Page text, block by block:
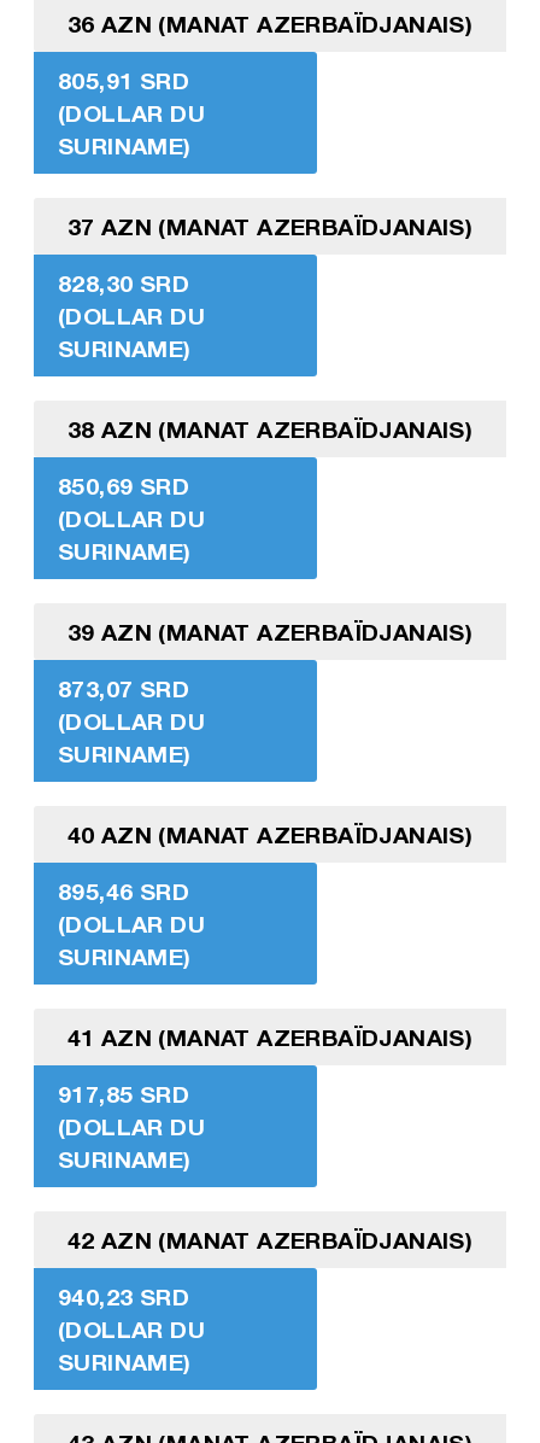
36 AZN (MANAT AZERBAÏDJANAIS)
805,91 SRD
(DOLLAR DU
SURINAME)
37 AZN (MANAT AZERBAÏDJANAIS)
828,30 SRD
(DOLLAR DU
SURINAME)
38 AZN (MANAT AZERBAÏDJANAIS)
850,69 SRD
(DOLLAR DU
SURINAME)
39 AZN (MANAT AZERBAÏDJANAIS)
873,07 SRD
(DOLLAR DU
SURINAME)
40 AZN (MANAT AZERBAÏDJANAIS)
895,46 SRD
(DOLLAR DU
SURINAME)
41 AZN (MANAT AZERBAÏDJANAIS)
917,85 SRD
(DOLLAR DU
SURINAME)
42 AZN (MANAT AZERBAÏDJANAIS)
940,23 SRD
(DOLLAR DU
SURINAME)